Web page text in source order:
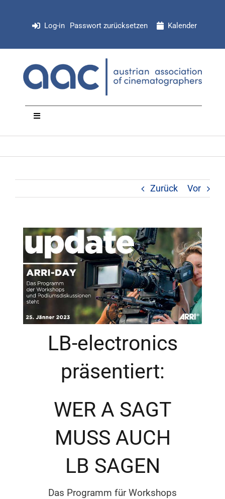
Log-in Passwort zurücksetzen Kalender
Toggle
Mitgliedschaft
Berufsbilder
Service
Zurück Vor
LB-electronics
präsentiert:
WER A SAGT
MUSS AUCH
LB SAGEN
Das Programm für Workshops